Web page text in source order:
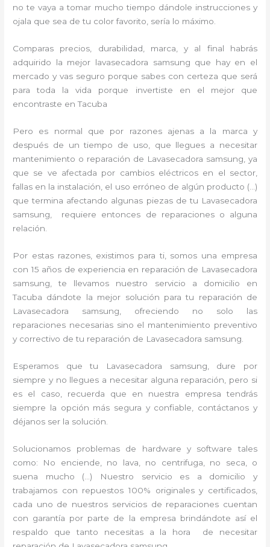
no te vaya a tomar mucho tiempo dándole instrucciones y
ojala que sea de tu color favorito, sería lo máximo.
Comparas precios, durabilidad, marca, y al final habrás
adquirido la mejor lavasecadora samsung que hay en el
mercado y vas seguro porque sabes con certeza que será
para toda la vida porque invertiste en el mejor que
encontraste en Tacuba
Pero es normal que por razones ajenas a la marca y
después de un tiempo de uso, que llegues a necesitar
mantenimiento o reparación de Lavasecadora samsung, ya
que se ve afectada por cambios eléctricos en el sector,
fallas en la instalación, el uso erróneo de algún producto (…)
que termina afectando algunas piezas de tu Lavasecadora
samsung, requiere entonces de reparaciones o alguna
relación.
Por estas razones, existimos para ti, somos una empresa
con 15 años de experiencia en reparación de Lavasecadora
samsung, te llevamos nuestro servicio a domicilio en
Tacuba dándote la mejor solución para tu reparación de
Lavasecadora samsung, ofreciendo no solo las
reparaciones necesarias sino el mantenimiento preventivo
y correctivo de tu reparación de Lavasecadora samsung.
Esperamos que tu Lavasecadora samsung, dure por
siempre y no llegues a necesitar alguna reparación, pero si
es el caso, recuerda que en nuestra empresa tendrás
siempre la opción más segura y confiable, contáctanos y
déjanos ser la solución.
Solucionamos problemas de hardware y software tales
como: No enciende, no lava, no centrifuga, no seca, o
suena mucho (…) Nuestro servicio es a domicilio y
trabajamos con repuestos 100% originales y certificados,
cada uno de nuestros servicios de reparaciones cuentan
con garantía por parte de la empresa brindándote así el
respaldo que tanto necesitas a la hora de necesitar